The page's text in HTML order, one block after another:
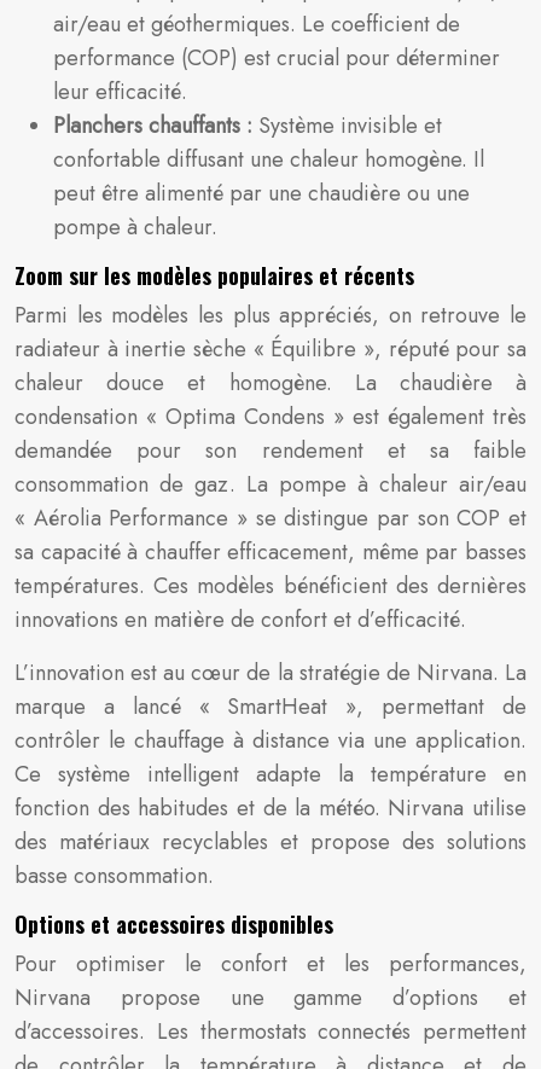
air/eau et géothermiques. Le coefficient de
performance (COP) est crucial pour déterminer
leur efficacité.
Planchers chauffants : Système invisible et
confortable diffusant une chaleur homogène. Il
peut être alimenté par une chaudière ou une
pompe à chaleur.
Zoom sur les modèles populaires et récents
Parmi les modèles les plus appréciés, on retrouve le
radiateur à inertie sèche « Équilibre », réputé pour sa
chaleur douce et homogène. La chaudière à
condensation « Optima Condens » est également très
demandée pour son rendement et sa faible
consommation de gaz. La pompe à chaleur air/eau
« Aérolia Performance » se distingue par son COP et
sa capacité à chauffer efficacement, même par basses
températures. Ces modèles bénéficient des dernières
innovations en matière de confort et d’efficacité.
L’innovation est au cœur de la stratégie de Nirvana. La
marque a lancé « SmartHeat », permettant de
contrôler le chauffage à distance via une application.
Ce système intelligent adapte la température en
fonction des habitudes et de la météo. Nirvana utilise
des matériaux recyclables et propose des solutions
basse consommation.
Options et accessoires disponibles
Pour optimiser le confort et les performances,
Nirvana propose une gamme d’options et
d’accessoires. Les thermostats connectés permettent